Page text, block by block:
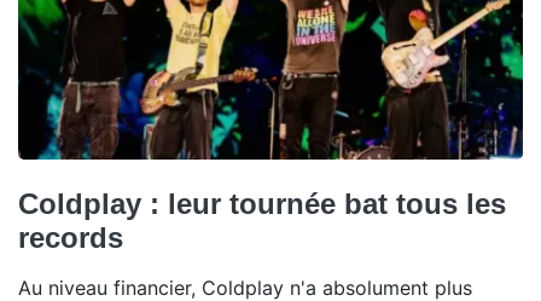
Coldplay : leur tournée bat tous les
records
Au niveau financier, Coldplay n'a absolument plus